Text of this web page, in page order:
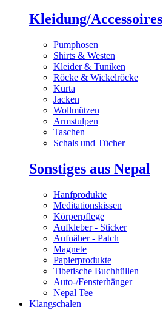
Kleidung/Accessoires
Pumphosen
Shirts & Westen
Kleider & Tuniken
Röcke & Wickelröcke
Kurta
Jacken
Wollmützen
Armstulpen
Taschen
Schals und Tücher
Sonstiges aus Nepal
Hanfprodukte
Meditationskissen
Körperpflege
Aufkleber - Sticker
Aufnäher - Patch
Magnete
Papierprodukte
Tibetische Buchhüllen
Auto-/Fensterhänger
Nepal Tee
Klangschalen